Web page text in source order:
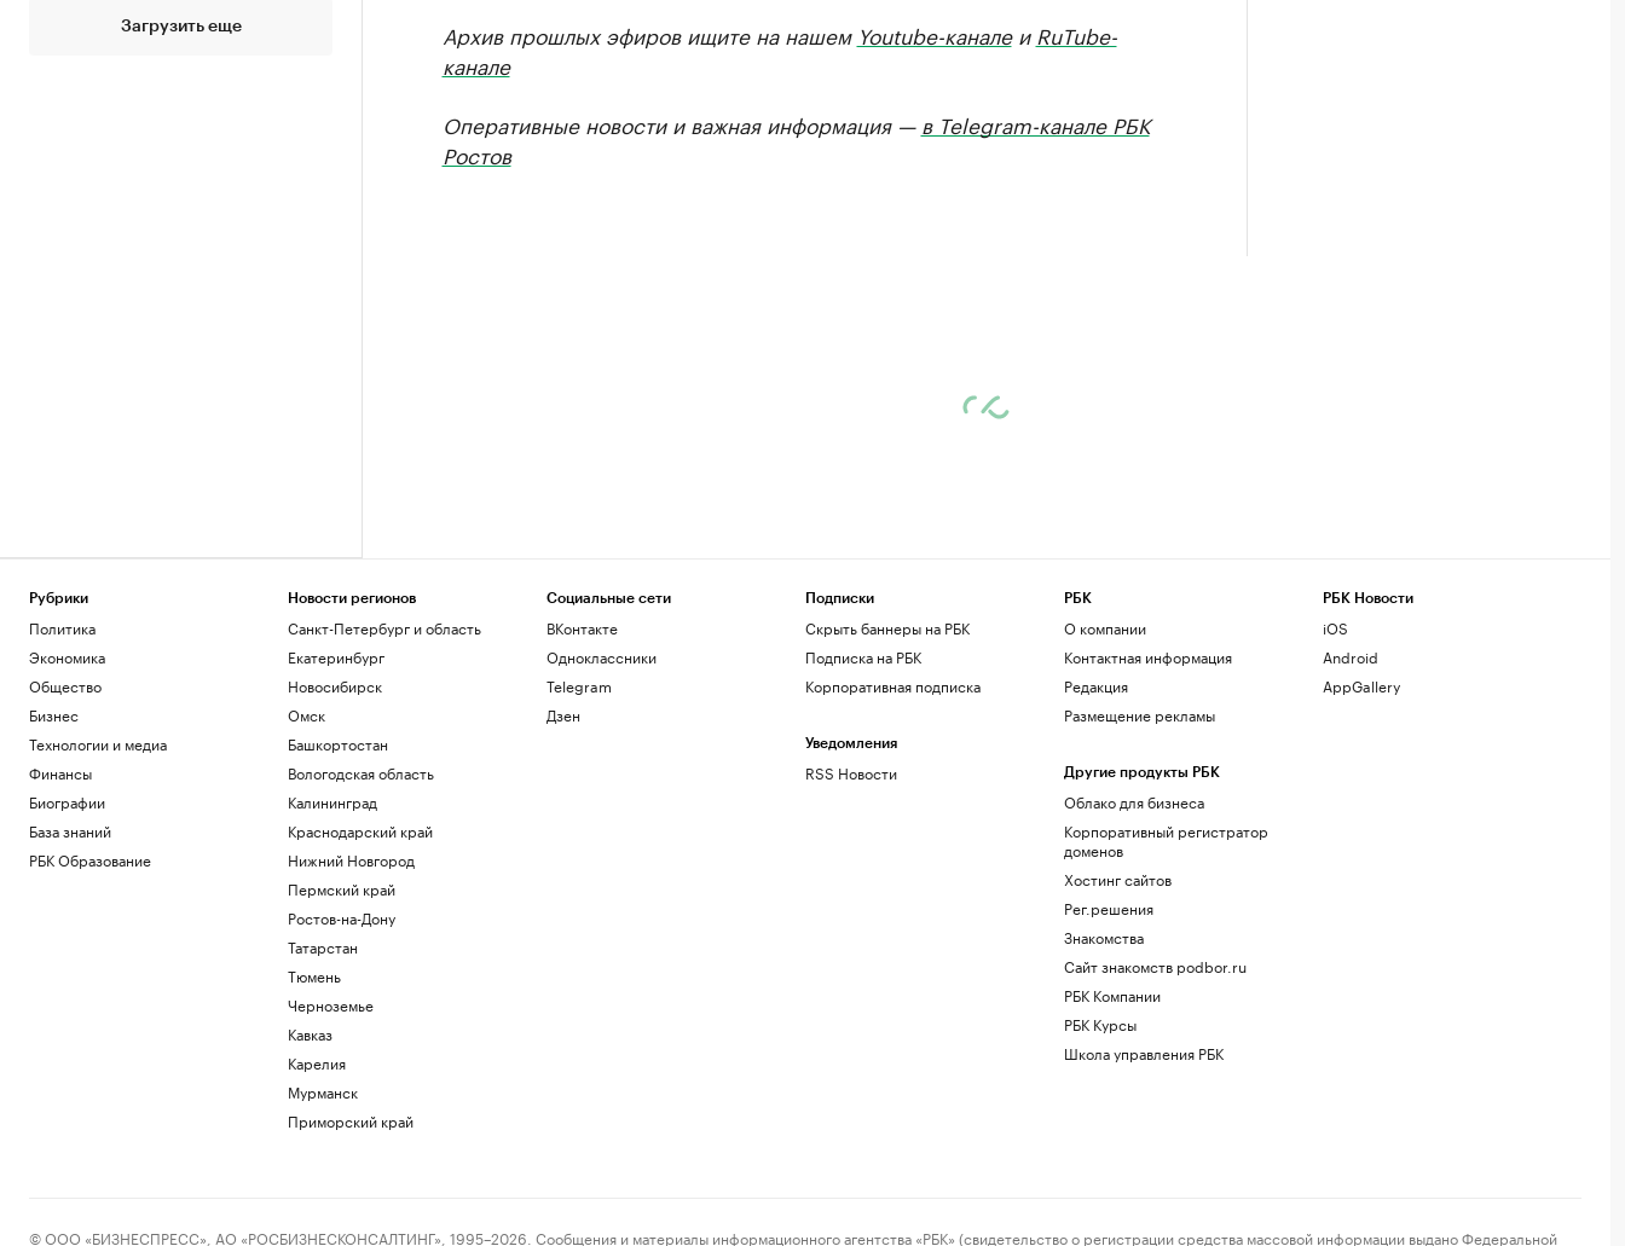
Загрузить еще
Архив прошлых эфиров ищите на нашем Youtube-каналеи RuTube-
канале
Оперативные новости и важная информация —в Telegram-канале РБК
Ростов
Рубрики
Политика
Экономика
Общество
Бизнес
Технологии и медиа
Финансы
Биографии
База знаний
РБК Образование
Новости регионов
Санкт-Петербург и область
Екатеринбург
Новосибирск
Омск
Башкортостан
Вологодская область
Калининград
Краснодарский край
Нижний Новгород
Пермский край
Ростов-на-Дону
Татарстан
Тюмень
Черноземье
Кавказ
Карелия
Мурманск
Приморский край
Социальные сети
ВКонтакте
Одноклассники
Telegram
Дзен
Подписки
Скрыть баннеры на РБК
Подписка на РБК
Корпоративная подписка
Уведомления
RSS Новости
РБК
О компании
Контактная информация
Редакция
Размещение рекламы
Другие продукты РБК
Облако для бизнеса
Корпоративный регистратор
доменов
Хостинг сайтов
Рег.решения
Знакомства
Сайт знакомств podbor.ru
РБК Компании
РБК Курсы
Школа управления РБК
РБК Новости
iOS
Android
AppGallery
© ООО «БИЗНЕСПРЕСС», АО «РОСБИЗНЕСКОНСАЛТИНГ», 1995–2026. Сообщения и материалы информационного агентства «РБК» (свидетельство о регистрации средства массовой информации выдано Федеральной